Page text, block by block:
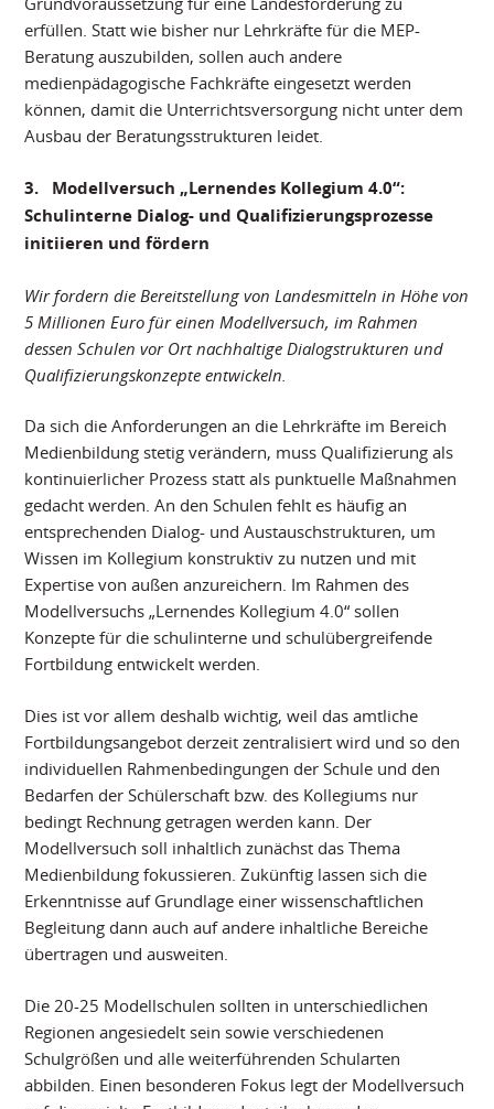
erfüllen. Statt wie bisher nur Lehrkräfte für die MEP-
Beratung auszubilden, sollen auch andere
medienpädagogische Fachkräfte eingesetzt werden
können, damit die Unterrichtsversorgung nicht unter dem
Ausbau der Beratungsstrukturen leidet.
3. Modellversuch „Lernendes Kollegium 4.0“:
Schulinterne Dialog- und Qualifizierungsprozesse
initiieren und fördern
Wir fordern die Bereitstellung von Landesmitteln in Höhe von
5 Millionen Euro für einen Modellversuch, im Rahmen
dessen Schulen vor Ort nachhaltige Dialogstrukturen und
Qualifizierungskonzepte entwickeln.
Da sich die Anforderungen an die Lehrkräfte im Bereich
Medienbildung stetig verändern, muss Qualifizierung als
kontinuierlicher Prozess statt als punktuelle Maßnahmen
gedacht werden. An den Schulen fehlt es häufig an
entsprechenden Dialog- und Austauschstrukturen, um
Wissen im Kollegium konstruktiv zu nutzen und mit
Expertise von außen anzureichern. Im Rahmen des
Modellversuchs „Lernendes Kollegium 4.0“ sollen
Konzepte für die schulinterne und schulübergreifende
Fortbildung entwickelt werden.
Dies ist vor allem deshalb wichtig, weil das amtliche
Fortbildungsangebot derzeit zentralisiert wird und so den
individuellen Rahmenbedingungen der Schule und den
Bedarfen der Schülerschaft bzw. des Kollegiums nur
bedingt Rechnung getragen werden kann. Der
Modellversuch soll inhaltlich zunächst das Thema
Medienbildung fokussieren. Zukünftig lassen sich die
Erkenntnisse auf Grundlage einer wissenschaftlichen
Begleitung dann auch auf andere inhaltliche Bereiche
übertragen und ausweiten.
Die 20-25 Modellschulen sollten in unterschiedlichen
Regionen angesiedelt sein sowie verschiedenen
Schulgrößen und alle weiterführenden Schularten
abbilden. Einen besonderen Fokus legt der Modellversuch